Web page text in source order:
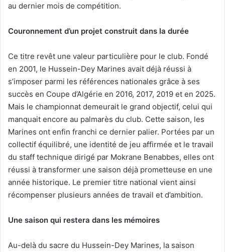
au dernier mois de compétition.
Couronnement d’un projet construit dans la durée
Ce titre revêt une valeur particulière pour le club. Fondé
en 2001, le Hussein-Dey Marines avait déjà réussi à
s’imposer parmi les références nationales grâce à ses
succès en Coupe d’Algérie en 2016, 2017, 2019 et en 2025.
Mais le championnat demeurait le grand objectif, celui qui
manquait encore au palmarès du club. Cette saison, les
Marines ont enfin franchi ce dernier palier. Portées par un
collectif équilibré, une identité de jeu affirmée et le travail
du staff technique dirigé par Mokrane Benabbes, elles ont
réussi à transformer une saison déjà prometteuse en une
année historique. Le premier titre national vient ainsi
récompenser plusieurs années de travail et d’ambition.
Une saison qui restera dans les mémoires
Au-delà du sacre du Hussein-Dey Marines, la saison